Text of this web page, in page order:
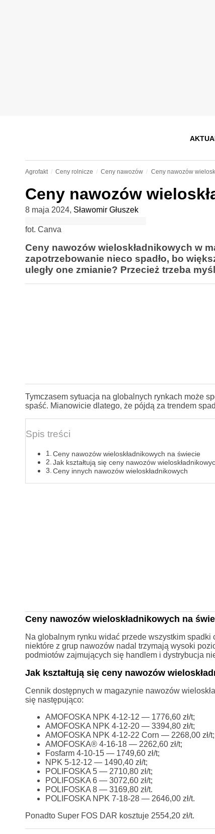
Agrofakt Ceny rolnicze Ceny nawozów Ceny nawozów
Ceny nawozów
8 maja 2024, Sławomir Głuszek
fot. Canva
Ceny nawozów wieloskładnikowych w
zapotrzebowanie nieco spadło, bo
uległy one zmianie? Przecież trzeba
Tymczasem sytuacja na globalnych rynkach może
spaść. Mianowicie dlatego, że pójdą za trendem
Spis treści
Ceny nawozów wieloskładnikowych na świecie
Jak kształtują się ceny nawozów
Ceny innych nawozów wieloskładnikowych
Ceny nawozów wieloskładnikowych na
Na globalnym rynku widać przede wszystkim
niektóre z grup nawozów nadal trzymają wysoki
podmiotów zajmujących się handlem i dystrybucja
Jak kształtują się ceny nawozów
Cennik dostępnych w magazynie nawozów
się następująco:
AMOFOSKA NPK 4-12-12 — 1776,60 zł/t;
AMOFOSKA NPK 4-12-20 — 3394,80 zł/t;
AMOFOSKA NPK 4-12-22 Corn — 2268,00 zł/t;
AMOFOSKA® 4-16-18 — 2262,60 zł/t;
Fosfarm 4-10-15 — 1749,60 zł/t;
NPK 5-12-12 — 1490,40 zł/t;
POLIFOSKA 5 — 2710,80 zł/t;
POLIFOSKA 6 — 3072,60 zł/t;
POLIFOSKA 8 — 3169,80 zł/t.
POLIFOSKA NPK 7-18-28 — 2646,00 zł/t.
Ponadto Super FOS DAR kosztuje 2554,20 zł/t.